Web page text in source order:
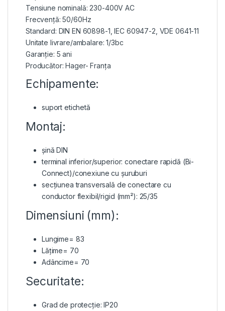
Tensiune nominală: 230-400V AC
Frecvență: 50/60Hz
Standard: DIN EN 60898-1, IEC 60947-2, VDE 0641-11
Unitate livrare/ambalare: 1/3bc
Garanție: 5 ani
Producător: Hager- Franța
Echipamente:
suport etichetă
Montaj:
șină DIN
terminal inferior/superior: conectare rapidă (Bi-
Connect)/conexiune cu șuruburi
secțiunea transversală de conectare cu
conductor flexibil/rigid (mm²): 25/35
Dimensiuni (mm):
Lungime= 83
Lățime= 70
Adâncime= 70
Securitate:
Grad de protecție: IP20